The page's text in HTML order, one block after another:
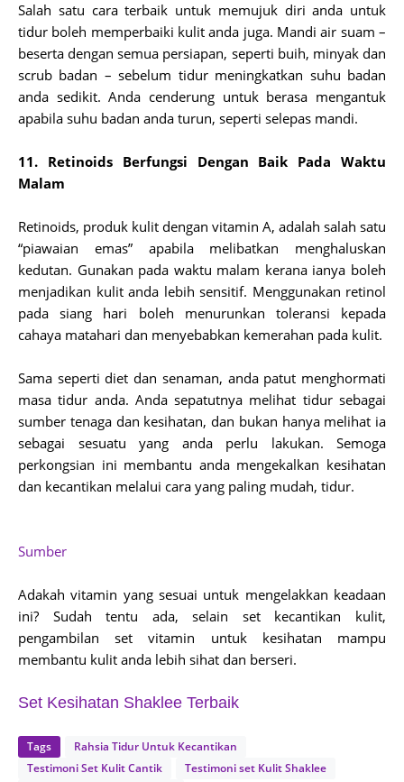
Salah satu cara terbaik untuk memujuk diri anda untuk
tidur boleh memperbaiki kulit anda juga. Mandi air suam –
beserta dengan semua persiapan, seperti buih, minyak dan
scrub badan – sebelum tidur meningkatkan suhu badan
anda sedikit. Anda cenderung untuk berasa mengantuk
apabila suhu badan anda turun, seperti selepas mandi.
11. Retinoids Berfungsi Dengan Baik Pada Waktu
Malam
Retinoids, produk kulit dengan vitamin A, adalah salah satu
“piawaian emas” apabila melibatkan menghaluskan
kedutan. Gunakan pada waktu malam kerana ianya boleh
menjadikan kulit anda lebih sensitif. Menggunakan retinol
pada siang hari boleh menurunkan toleransi kepada
cahaya matahari dan menyebabkan kemerahan pada kulit.
Sama seperti diet dan senaman, anda patut menghormati
masa tidur anda. Anda sepatutnya melihat tidur sebagai
sumber tenaga dan kesihatan, dan bukan hanya melihat ia
sebagai sesuatu yang anda perlu lakukan. Semoga
perkongsian ini membantu anda mengekalkan kesihatan
dan kecantikan melalui cara yang paling mudah, tidur.
Sumber
Adakah vitamin yang sesuai untuk mengelakkan keadaan
ini? Sudah tentu ada, selain set kecantikan kulit,
pengambilan set vitamin untuk kesihatan mampu
membantu kulit anda lebih sihat dan berseri.
Set Kesihatan Shaklee Terbaik
Tags
Rahsia Tidur Untuk Kecantikan
Testimoni Set Kulit Cantik
Testimoni set Kulit Shaklee